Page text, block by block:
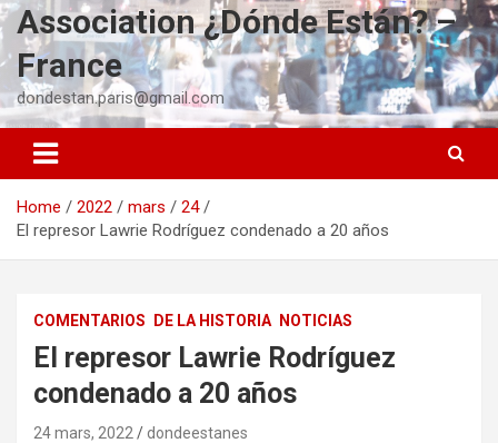
n
t
Association ¿Dónde Están? –
France
dondestan.paris@gmail.com
Home 2022 mars
24
El represor Lawrie Rodríguez condenado a 20 años
COMENTARIOS DE LA HISTORIA NOTICIAS
El represor Lawrie Rodríguez
condenado a 20 años
24 mars, 2022 dondeestanes